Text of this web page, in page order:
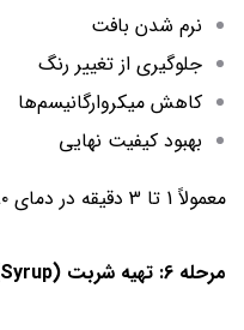
نرم شدن بافت
جلوگیری از تغییر رنگ
کاهش میکروارگانیسم‌ها
بهبود کیفیت نهایی
معمولاً 1 تا 3 دقیقه در دمای ۸۰–۹۰ درجه انجام می‌شود.
مرحله 6: تهیه شربت (Syrup)